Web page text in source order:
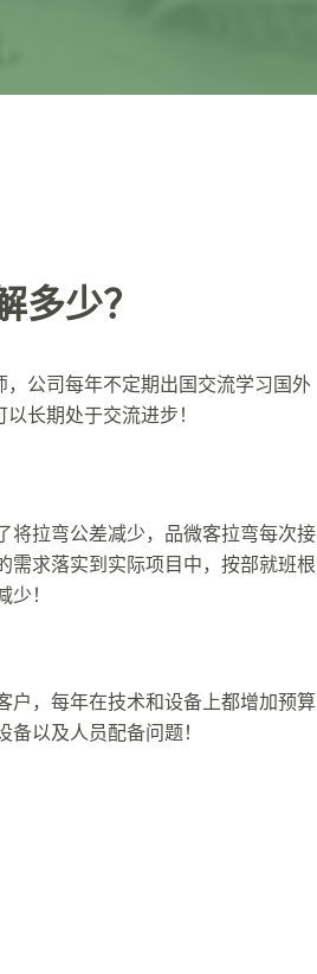
多少？
公司每年不定期出国交流学习国外
长期处于交流进步！
将拉弯公差减少，品微客拉弯每次接
需求落实到实际项目中，按部就班根
！
户，每年在技术和设备上都增加预算
以及人员配备问题！